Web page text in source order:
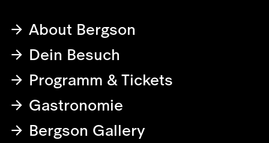
About Bergson
Dein Besuch
Programm & Tickets
Gastronomie
Bergson Gallery